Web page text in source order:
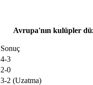
Avrupa'nın kulüpler
Sonuç
4-3
2-0
3-2 (Uzatma)